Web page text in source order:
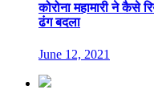
कोरोना महामारी ने कैसे
ढंग बदला
June 12, 2021